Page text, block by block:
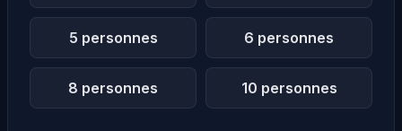
5 personnes 6 personnes
8 personnes 10 personnes